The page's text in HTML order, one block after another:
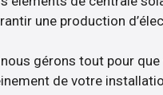
une production
nous gérons tout pour
de votre